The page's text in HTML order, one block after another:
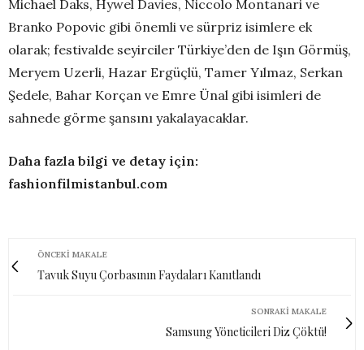
Michael Daks, Hywel Davies, Niccolo Montanari ve
Branko Popovic gibi önemli ve sürpriz isimlere ek
olarak; festivalde seyirciler Türkiye’den de Işın Görmüş,
Meryem Uzerli, Hazar Ergüçlü, Tamer Yılmaz, Serkan
Şedele, Bahar Korçan ve Emre Ünal gibi isimleri de
sahnede görme şansını yakalayacaklar.
Daha fazla bilgi ve detay için:
fashionfilmistanbul.com
ÖNCEKI MAKALE
Tavuk Suyu Çorbasının Faydaları Kanıtlandı
SONRAKI MAKALE
Samsung Yöneticileri Diz Çöktü!